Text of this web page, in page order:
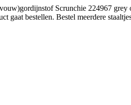
Scrunchie 224967 grey
gaat bestellen. Bestel meerdere